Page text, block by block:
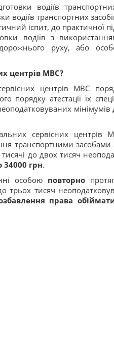
водіїв
водіїв транспортних
іспит, до практичної
водіїв з
руху, або
центрів МВС?
центрів МВС
порядку атестації їх
сервісних
транспортними
до двох тисяч
34000 грн.
особою повторно
трьох тисяч
права